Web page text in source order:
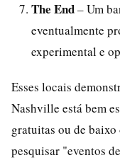
The End– Um
eventualmente
experimental e
Esses locais
Nashville está bem
gratuitas ou de
pesquisar "eventos